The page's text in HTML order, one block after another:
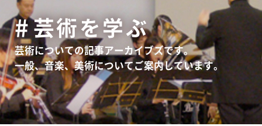
#芸術を学ぶ
芸術についての記事アーカイブズです。
一般、音楽、美術についてご案内しています。